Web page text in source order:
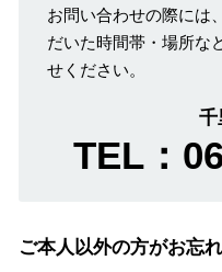
お問い合わせの際には
だいた時間帯・場所な
せください。
千
TEL：
ご本人以外の方がお忘